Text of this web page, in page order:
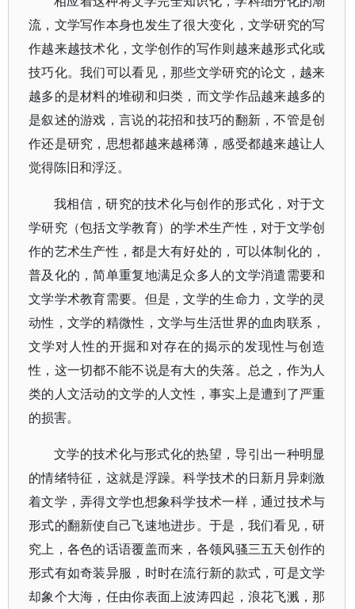
流，文学写作本身也发生了很大变化，文学研究的写
作越来越技术化，文学创作的写作则越来越形式化或
技巧化。我们可以看见，那些文学研究的论文，越来
越多的是材料的堆砌和归类，而文学作品越来越多的
是叙述的游戏，言说的花招和技巧的翻新，不管是创
作还是研究，思想都越来越稀薄，感受都越来越让人
觉得陈旧和浮泛。
我相信，研究的技术化与创作的形式化，对于文
学研究（包括文学教育）的学术生产性，对于文学创
作的艺术生产性，都是大有好处的，可以体制化的，
普及化的，简单重复地满足众多人的文学消遣需要和
文学学术教育需要。但是，文学的生命力，文学的灵
动性，文学的精微性，文学与生活世界的血肉联系，
文学对人性的开掘和对存在的揭示的发现性与创造
性，这一切都不能不说是有大的失落。总之，作为人
类的人文活动的文学的人文性，事实上是遭到了严重
的损害。
文学的技术化与形式化的热望，导引出一种明显
的情绪特征，这就是浮躁。科学技术的日新月异刺激
着文学，弄得文学也想象科学技术一样，通过技术与
形式的翻新使自己飞速地进步。于是，我们看见，研
究上，各色的话语覆盖而来，各领风骚三五天创作的
形式有如奇装异服，时时在流行新的款式，可是文学
却象个大海，任由你表面上波涛四起，浪花飞溅，那